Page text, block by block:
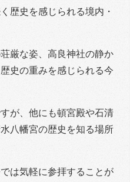
歴史を感じられる境内・
厳な姿、高良神社の静か
史の重みを感じられる今
が、他にも頓宮殿や石清
八幡宮の歴史を知る場所
は気軽に参拝することが